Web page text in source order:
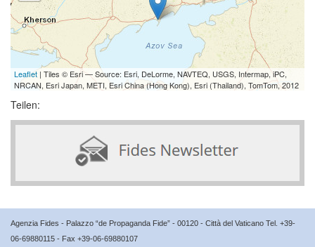
Leaflet | Tiles © Esri — Source: Esri, DeLorme, NAVTEQ, USGS, Intermap, iPC,
NRCAN, Esri Japan, METI, Esri China (Hong Kong), Esri (Thailand), TomTom, 2012
Teilen:
Agenzia Fides - Palazzo “de Propaganda Fide” - 00120 - Città del Vaticano Tel. +39-
06-69880115 - Fax +39-06-69880107